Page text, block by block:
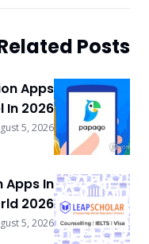
Related Posts
Apps
In 2026
August 5, 2026
Apps In
2026
August 5, 2026